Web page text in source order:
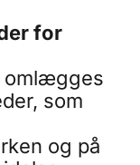
for
omlægges
som
og på